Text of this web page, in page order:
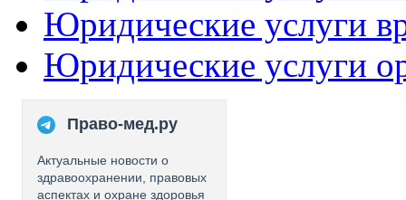
Юридические услуги
Юридические услуги
Право-мед.ру
Актуальные новости о
здравоохранении, правовых
аспектах и охране здоровья